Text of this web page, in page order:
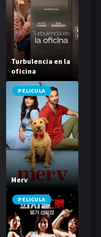
Turbulencia en la
oficina
PELICULA
Merv
PELICULA